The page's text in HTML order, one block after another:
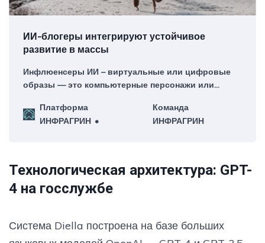
ИИ-блогеры интегрируют устойчивое
развитие в массы
Инфлюенсеры ИИ – виртуальные или цифровые
образы — это компьютерные персонажи или
поведение и взаимодействуют с аудиторией на
платформах социальных сетей.
Платформа
ИНФРАГРИН
Команда
ИНФРАГРИН
Технологическая архитектура: GPT-
4 на госслужбе
Система Diella построена на базе больших